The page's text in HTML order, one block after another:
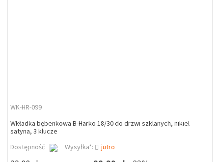
WK-HR-099
Wkładka bębenkowa B-Harko 18/30 do drzwi szklanych, nikiel
satyna, 3 klucze
Dostępność
Wysyłka*: jutro